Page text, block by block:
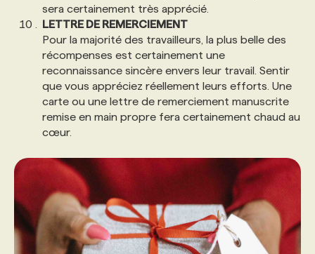
sera certainement très apprécié.
LETTRE DE REMERCIEMENT
Pour la majorité des travailleurs, la plus belle des
récompenses est certainement une
reconnaissance sincère envers leur travail. Sentir
que vous appréciez réellement leurs efforts. Une
carte ou une lettre de remerciement manuscrite
remise en main propre fera certainement chaud au
cœur.